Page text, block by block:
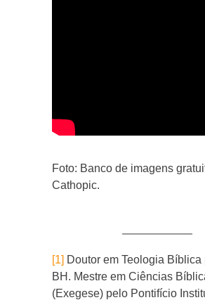
Foto: Banco de imagens
Cathopic.
[1] Doutor em Teologia Bíblica
BH. Mestre em Ciências
(Exegese) pelo Pontifício